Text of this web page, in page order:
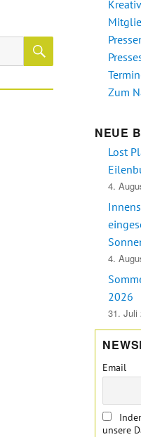
SUCHEN
Zum
NEUE
Lost
4.
4.
2026
31. Juli
Email
unsere